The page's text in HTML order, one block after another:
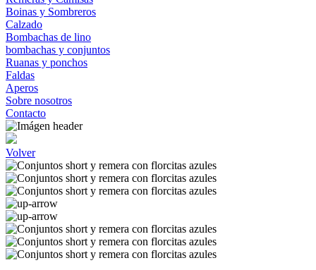
Boinas y Sombreros
Calzado
Bombachas de lino
bombachas y conjuntos
Ruanas y ponchos
Faldas
Aperos
Sobre nosotros
Contacto
Volver